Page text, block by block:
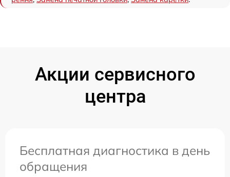
Акции сервисного
центра
Бесплатная диагностика в день
обращения